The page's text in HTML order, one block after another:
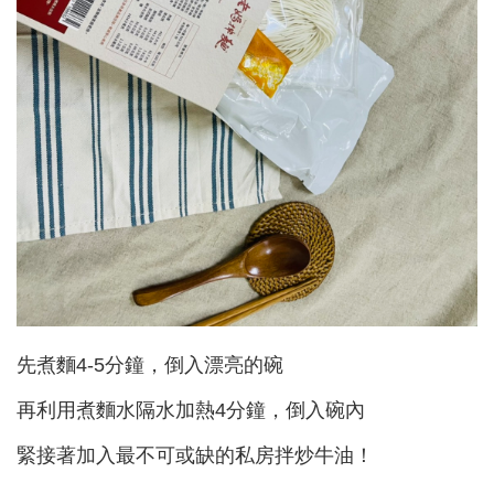
先煮麵4-5分鐘，倒入漂亮的碗
再利用煮麵水隔水加熱4分鐘，倒入碗內
緊接著加入最不可或缺的私房拌炒牛油！